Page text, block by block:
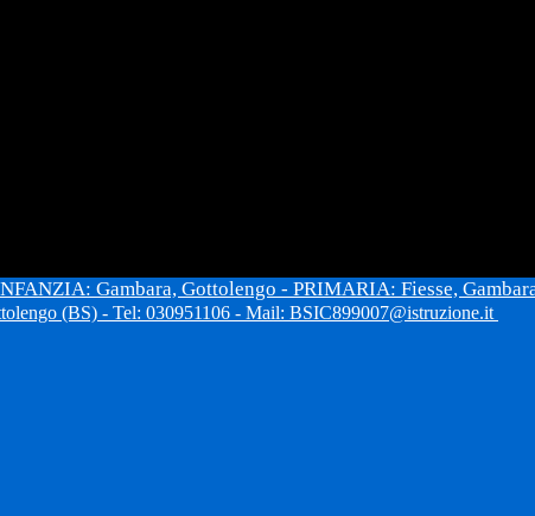
Gambara, Gottolengo - PRIMARIA: Fiesse,
(BS) - Tel: 030951106 - Mail: BSIC899007@istruzione.it